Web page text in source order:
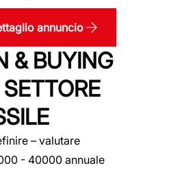
annuncio
& BUYING
– valutare
- 40000 annuale